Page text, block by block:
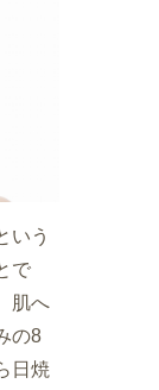
いう
で
肌へ
の8
日焼